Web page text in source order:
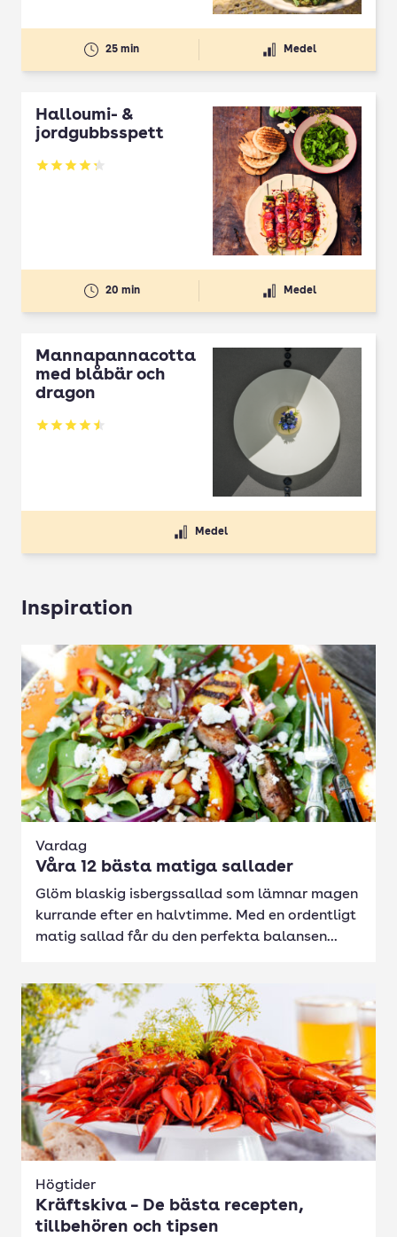
25 min Medel
Halloumi- &
jordgubbsspett
Betyg: 4.3 av 5
20 min Medel
Mannapannacotta
med blåbär och
dragon
Betyg: 4.5 av 5
Medel
Inspiration
Vardag
Våra 12 bästa matiga sallader
Glöm blaskig isbergssallad som lämnar magen
kurrande efter en halvtimme. Med en ordentligt
matig sallad får du den perfekta balansen...
Högtider
Kräftskiva – De bästa recepten,
tillbehören och tipsen